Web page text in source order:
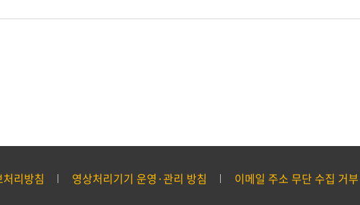
리방침 영상처리기기 운영·관리 방침 이메일 주소 무단 수집 거부